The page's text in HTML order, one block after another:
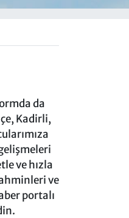
da
Kadirli,
ve hızla
ve
portalı